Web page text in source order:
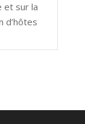
et sur la
d’hôtes